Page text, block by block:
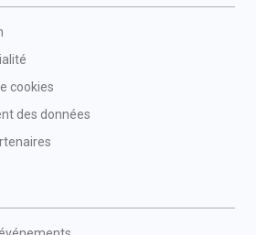
cookies
des données